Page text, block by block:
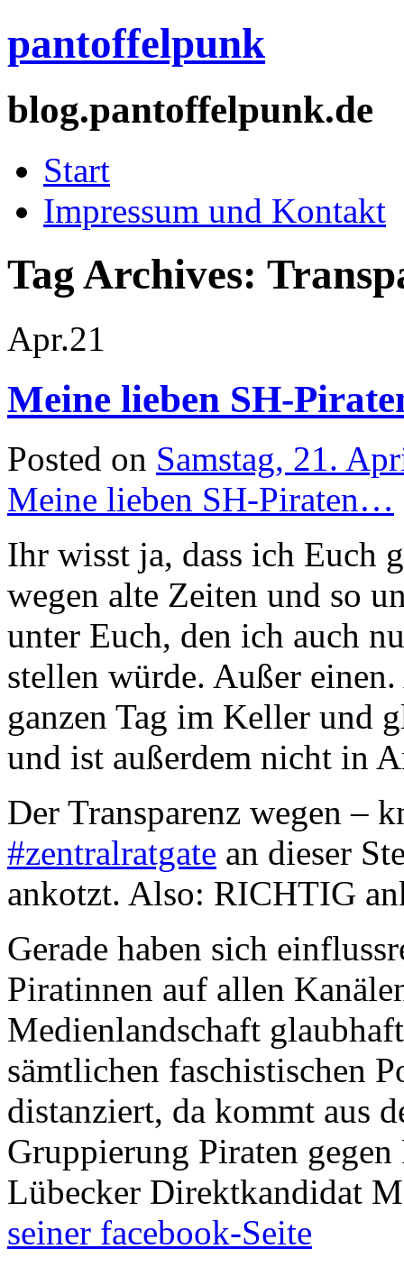
pantoffelpunk
blog.pantoffelpunk.de
Start
Impressum und Kontakt
Tag Archives:
Apr.21
Meine lieben SH-
Posted on Samstag, 21.
Meine lieben SH-Piraten…
Ihr wisst ja, dass ich Euch
wegen alte Zeiten und so
unter Euch, den ich auch
stellen würde. Außer
ganzen Tag im Keller und
und ist außerdem nicht in
Der Transparenz wegen –
#zentralratgate an dieser
ankotzt. Also: RICHTIG
Gerade haben sich
Piratinnen auf allen
Medienlandschaft
sämtlichen faschistischen
distanziert, da kommt aus
Gruppierung Piraten
Lübecker Direktkandidat
seiner facebook-Seite